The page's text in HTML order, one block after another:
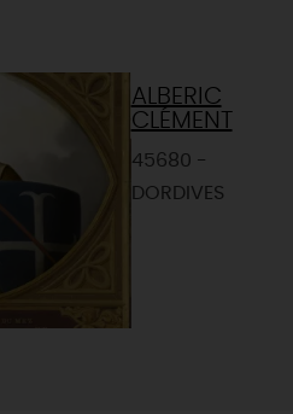
ALBERIC
CLÉMENT
45680 -
DORDIVES